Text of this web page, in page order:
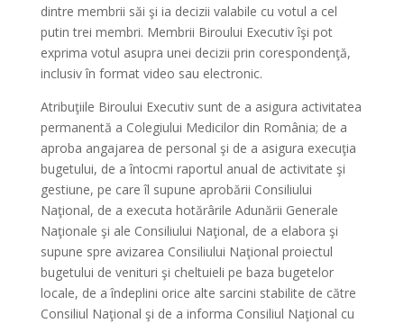
dintre membrii săi şi ia decizii valabile cu votul a cel
putin trei membri. Membrii Biroului Executiv îşi pot
exprima votul asupra unei decizii prin corespondenţă,
inclusiv în format video sau electronic.
Atribuţiile Biroului Executiv sunt de a asigura activitatea
permanentă a Colegiului Medicilor din România; de a
aproba angajarea de personal şi de a asigura execuţia
bugetului, de a întocmi raportul anual de activitate şi
gestiune, pe care îl supune aprobării Consiliului
Naţional, de a executa hotărârile Adunării Generale
Naţionale şi ale Consiliului Naţional, de a elabora şi
supune spre avizarea Consiliului Naţional proiectul
bugetului de venituri şi cheltuieli pe baza bugetelor
locale, de a îndeplini orice alte sarcini stabilite de către
Consiliul Naţional şi de a informa Consiliul Naţional cu